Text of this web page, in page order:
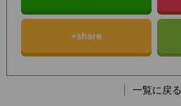
+share
一覧に戻る